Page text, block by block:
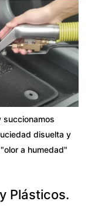
succionamos
disuelta y
a humedad"
Plásticos.